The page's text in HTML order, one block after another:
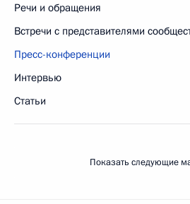
Речи и обращения
Встречи с представителями
Пресс-конференции
Интервью
Статьи
Показать следующие